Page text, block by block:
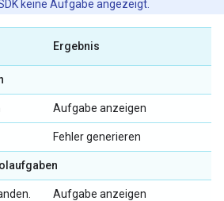
keine Aufgabe angezeigt.
Ergebnis
Aufgabe anzeigen
Fehler generieren
Aufgabe anzeigen